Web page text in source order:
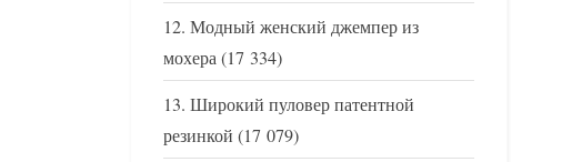
Модный женский джемпер из
мохера(17 334)
Широкий пуловер патентной
резинкой (17 079)